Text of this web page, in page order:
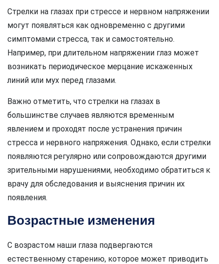
Стрелки на глазах при стрессе и нервном напряжении
могут появляться как одновременно с другими
симптомами стресса, так и самостоятельно.
Например, при длительном напряжении глаз может
возникать периодическое мерцание искаженных
линий или мух перед глазами.
Важно отметить, что стрелки на глазах в
большинстве случаев являются временным
явлением и проходят после устранения причин
стресса и нервного напряжения. Однако, если стрелки
появляются регулярно или сопровождаются другими
зрительными нарушениями, необходимо обратиться к
врачу для обследования и выяснения причин их
появления.
Возрастные изменения
С возрастом наши глаза подвергаются
естественному старению, которое может приводить